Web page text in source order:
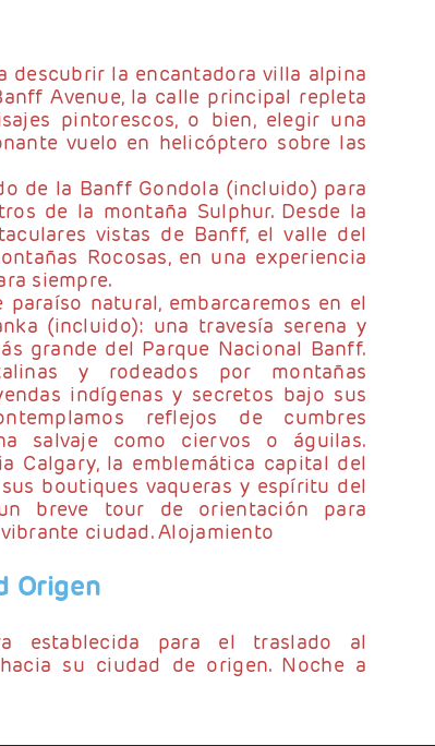
descubrir la encantadora villa alpina
Avenue, la calle principal repleta
pintorescos, o bien, elegir una
vuelo en helicóptero sobre las
de la Banff Gondola (incluido) para
de la montaña Sulphur. Desde la
vistas de Banff, el valle del
Rocosas, en una experiencia
siempre.
natural, embarcaremos en el
(incluido): una travesía serena y
grande del Parque Nacional Banff.
y rodeados por montañas
indígenas y secretos bajo sus
reflejos de cumbres
salvaje como ciervos o águilas.
Calgary, la emblemática capital del
boutiques vaqueras y espíritu del
breve tour de orientación para
ciudad. Alojamiento
Origen
establecida para el traslado al
su ciudad de origen. Noche a